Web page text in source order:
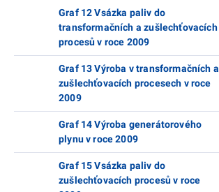
Graf 12 Vsázka paliv do
transformačních a zušlechťovacích
procesů v roce 2009
Graf 13 Výroba v transformačních a
zušlechťovacích procesech v roce
2009
Graf 14 Výroba generátorového
plynu v roce 2009
Graf 15 Vsázka paliv do
zušlechťovacích procesů v roce